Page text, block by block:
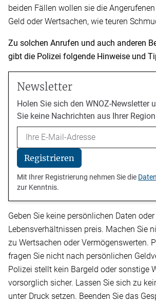
beiden Fällen wollen sie die
Geld oder Wertsachen, wie teuren
Zu solchen Anrufen und auch anderen
gibt die Polizei folgende Hinweise und
Newsletter
Holen Sie sich den WNOZ-Newsletter
Sie keine Nachrichten aus Ihrer
Email
Registrieren
Mit Ihrer Registrierung nehmen Sie die
zur Kenntnis.
Geben Sie keine persönlichen Daten
Lebensverhältnissen preis. Machen Sie
zu Wertsachen oder Vermögenswerten.
fragen Sie nicht nach persönlichen
Polizei stellt kein Bargeld oder sonstige
vorsorglich sicher. Lassen Sie sich zu
unter Druck setzen. Beenden Sie das